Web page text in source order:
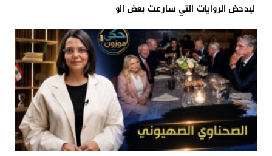
ليدحض الروايات التي سارعت بعض الو